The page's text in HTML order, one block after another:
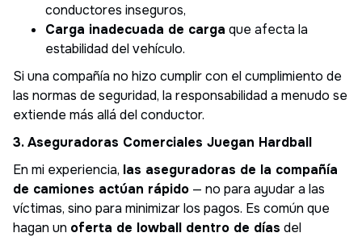
conductores inseguros,
Carga inadecuada de carga que afecta la
estabilidad del vehículo.
Si una compañía no hizo cumplir con el cumplimiento de
las normas de seguridad, la responsabilidad a menudo se
extiende más allá del conductor.
3. Aseguradoras Comerciales Juegan Hardball
En mi experiencia, las aseguradoras de la compañía
de camiones actúan rápido — no para ayudar a las
víctimas, sino para minimizar los pagos. Es común que
hagan un oferta de lowball dentro de días del